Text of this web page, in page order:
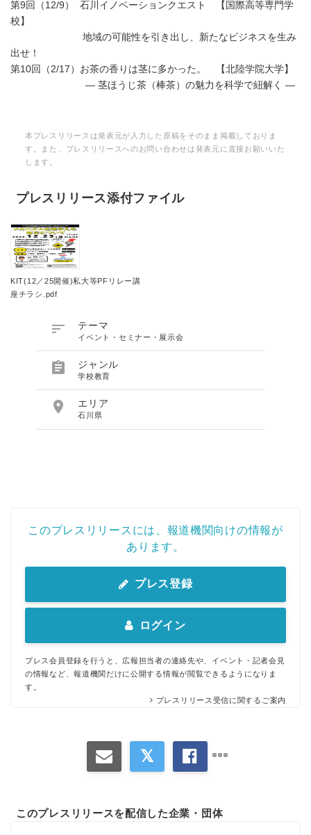
第9回（12/9） 石川イノベーションクエスト 【国際高等専門学
校】
地域の可能性を引き出し、新たなビジネスを生み
出せ！
第10回（2/17）お茶の香りは茎に多かった。 【北陸学院大学】
― 茎ほうじ茶（棒茶）の魅力を科学で紐解く ―
本プレスリリースは発表元が入力した原稿をそのまま掲載しておりま
す。また、プレスリリースへのお問い合わせは発表元に直接お願いいた
します。
プレスリリース添付ファイル
KIT(12／25開催)私大等PFリレー講
座チラシ.pdf
 テーマ
イベント・セミナー・展示会
 ジャンル
学校教育
 エリア
石川県
このプレスリリースには、報道機関向けの情報が
あります。
プレス登録
ログイン
プレス会員登録を行うと、広報担当者の連絡先や、イベント・記者会見
の情報など、報道機関だけに公開する情報が閲覧できるようになりま
す。
プレスリリース受信に関するご案内
このプレスリリースを配信した企業・団体